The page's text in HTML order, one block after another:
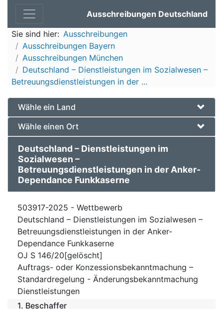
Ausschreibungen Deutschland
Sie sind hier: Ausschreibungen
Ausschreibungen Bayern
Ausschreibungen München
Deutschland – Dienstleistungen im Sozialwesen –
Betreuungsdienstleistungen in der ...
Wähle ein Land
Wähle einen Ort
Deutschland – Dienstleistungen im
Sozialwesen –
Betreuungsdienstleistungen in der Anker-
Dependance Funkkaserne
503917-2025 - Wettbewerb
Deutschland – Dienstleistungen im Sozialwesen –
Betreuungsdienstleistungen in der Anker-
Dependance Funkkaserne
OJ S 146/20[gelöscht]
Auftrags- oder Konzessionsbekanntmachung –
Standardregelung - Änderungsbekanntmachung
Dienstleistungen
1. Beschaffer